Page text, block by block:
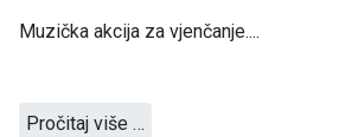
Muzička akcija za vjenčanje....
Pročitaj više …